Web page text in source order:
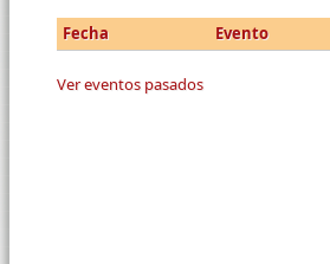
Fecha Evento
Ver eventos pasados